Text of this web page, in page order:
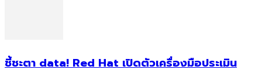
ชี้ชะตา data! Red Hat เปิดตัวเครื่องมือประเมิน